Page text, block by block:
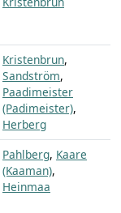
Kristenbrun,
Sandström,
Paadimeister
(Padimeister),
Herberg
Pahlberg, Kaare
(Kaaman),
Heinmaa